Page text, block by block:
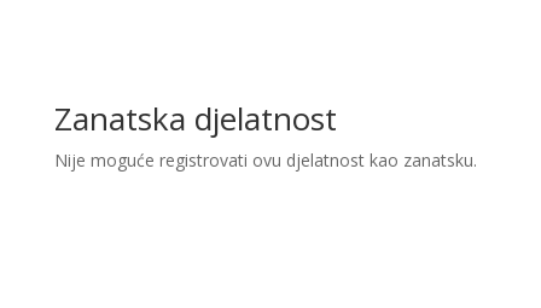
Zanatska djelatnost
Nije moguće registrovati ovu djelatnost kao zanatsku.